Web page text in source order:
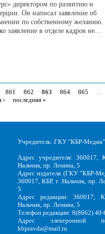
директором по развитию и
Он написал заявление об
по собственному желанию.
заявление в отделе кадров не...
861 862 863 864 865
›
последняя »
Учредитель: ГКУ "КБР-Медиа"
Адрес учредителя: 360017,
Нальчик, пр. Ленина, 5
Адрес издателя (ГКУ "КБР-
360017, КБР, г .Нальчик, пр.
5
Адрес редакции: 360017,
Нальчик, пр. Ленина, 5
Телефон редакции: 8(8662)
Адрес электронной
kbpravda@mail.ru